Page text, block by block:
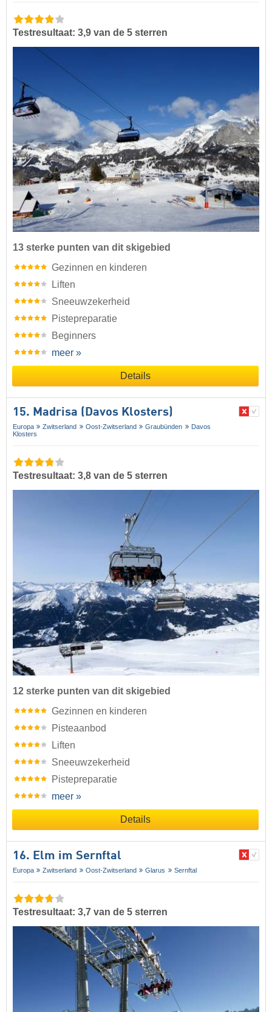
Testresultaat: 3,9 van de 5 sterren
13 sterke punten van dit skigebied
Gezinnen en kinderen
Liften
Sneeuwzekerheid
Pistepreparatie
Beginners
meer »
Details
15. Madrisa (Davos Klosters)
Europa Zwitserland Oost-Zwitserland Graubünden
Davos
Klosters
Testresultaat: 3,8 van de 5 sterren
12 sterke punten van dit skigebied
Gezinnen en kinderen
Pisteaanbod
Liften
Sneeuwzekerheid
Pistepreparatie
meer »
Details
16. Elm im Sernftal
Europa Zwitserland Oost-Zwitserland Glarus Sernftal
Testresultaat: 3,7 van de 5 sterren